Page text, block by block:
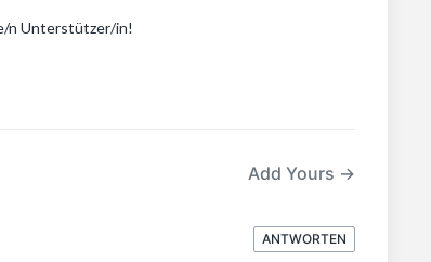
n Unterstützer/in!
Add Yours →
ANTWORTEN